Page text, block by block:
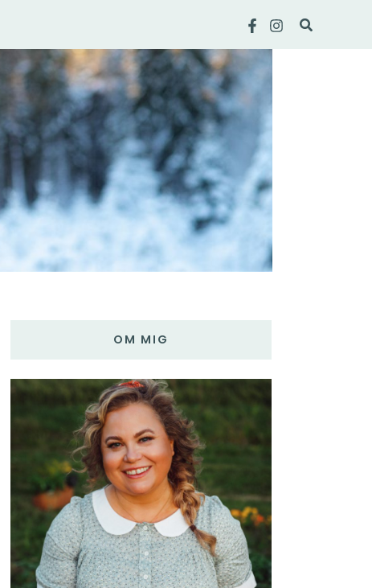
Sök
OM MIG